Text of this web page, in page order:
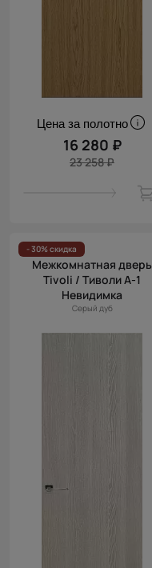
Цена за полотно
16 280 ₽
23 258 ₽
- 30% скидка
Межкомнатная дверь
Tivoli / Тиволи А-1
Невидимка
Серый дуб